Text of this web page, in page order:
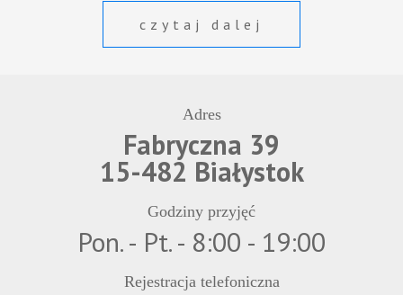
czytaj dalej
Adres
Fabryczna 39
15-482 Białystok
Godziny przyjęć
Pon. - Pt. - 8:00 - 19:00
Rejestracja telefoniczna